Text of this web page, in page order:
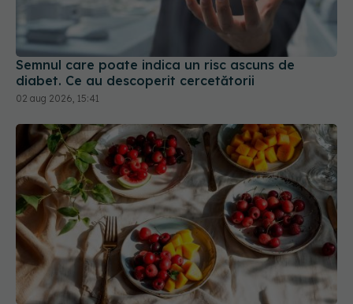
Semnul care poate indica un risc ascuns de
diabet. Ce au descoperit cercetătorii
02 aug 2026, 15:41